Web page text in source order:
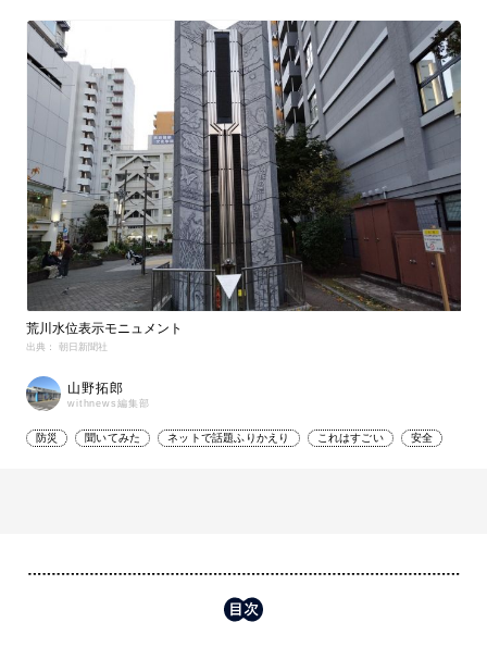
荒川水位表示モニュメント
出典： 朝日新聞社
山野拓郎
withnews編集部
防災 聞いてみた ネットで話題ふりかえり これはすごい 安全